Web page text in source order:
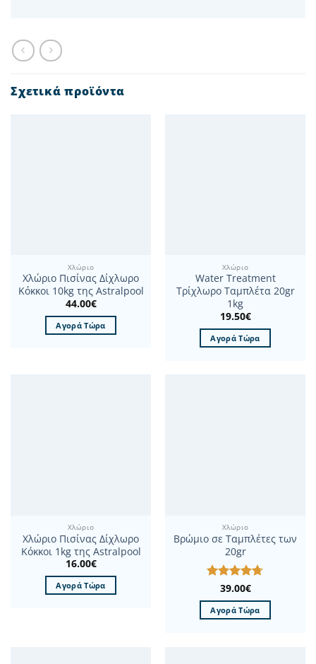
Σχετικά προϊόντα
Χλώριο
Χλώριο Πισίνας Δίχλωρο
Κόκκοι 10kg της Astralpool
44.00€
Αγορά Τώρα
Χλώριο
Water Treatment
Τρίχλωρο Ταμπλέτα 20gr
1kg
19.50€
Αγορά Τώρα
Χλώριο
Χλώριο Πισίνας Δίχλωρο
Κόκκοι 1kg της Astralpool
16.00€
Αγορά Τώρα
Χλώριο
Βρώμιο σε Ταμπλέτες των
20gr
Βαθμολογήθηκε
με4.67
από 5
39.00€
Αγορά Τώρα